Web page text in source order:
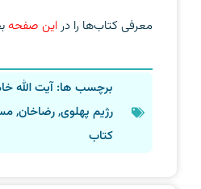
معرفی کتاب‌ها را در این صفحه
برچسب ها: آیت الله
رژیم پهلوی,رضاخان,
کتاب